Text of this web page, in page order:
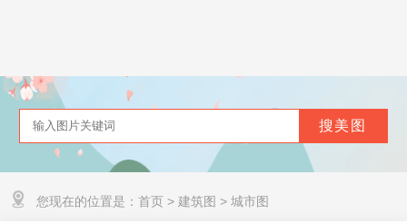
您现在的位置是： 首页 > 建筑图 > 城市图